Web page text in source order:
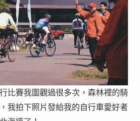
比賽我圍觀過很多次，森林裡的騎
我拍下照片發給我的自行車愛好者